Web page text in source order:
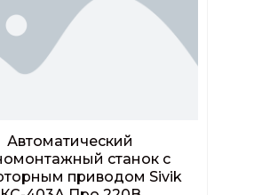
Автоматический
станок c
приводом Sivik